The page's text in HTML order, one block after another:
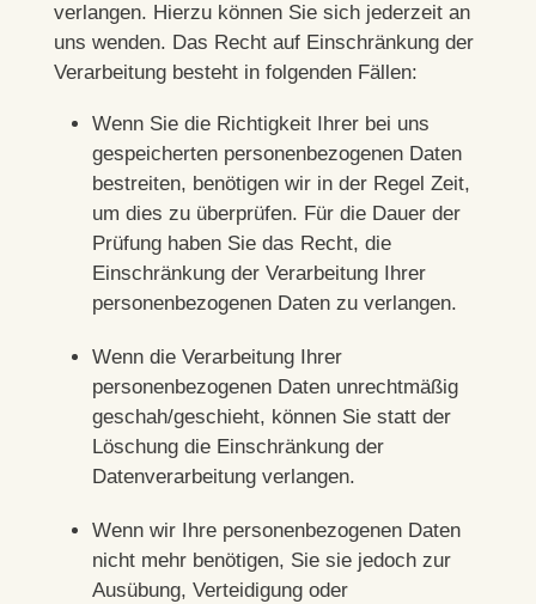
verlangen. Hierzu können Sie sich jederzeit an
uns wenden. Das Recht auf Einschränkung der
Verarbeitung besteht in folgenden Fällen:
Wenn Sie die Richtigkeit Ihrer bei uns
gespeicherten personenbezogenen Daten
bestreiten, benötigen wir in der Regel Zeit,
um dies zu überprüfen. Für die Dauer der
Prüfung haben Sie das Recht, die
Einschränkung der Verarbeitung Ihrer
personenbezogenen Daten zu verlangen.
Wenn die Verarbeitung Ihrer
personenbezogenen Daten unrechtmäßig
geschah/geschieht, können Sie statt der
Löschung die Einschränkung der
Datenverarbeitung verlangen.
Wenn wir Ihre personenbezogenen Daten
nicht mehr benötigen, Sie sie jedoch zur
Ausübung, Verteidigung oder